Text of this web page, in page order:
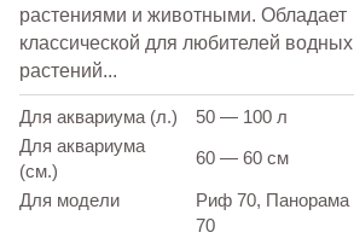
растениями и животными. Обладает
классической для любителей водных
растений...
Для аквариума (л.)
50 — 100 л
Для аквариума
(см.)
60 — 60 см
Для модели
Риф 70, Панорама
70